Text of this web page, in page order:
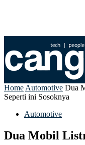
Home Automotive Dua
Seperti ini Sosoknya
Automotive
Dua Mobil